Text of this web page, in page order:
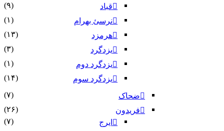
قباد
(۹)
نرسئ بهرام‏
(۱)
هرمزد
(۱۳)
یزدگرد
(۳)
یزدگرد دوم
(۱)
یزدگرد سوم
(۱۴)
ضحاک
(۷)
فریدون
(۲۶)
ایرج
(۷)